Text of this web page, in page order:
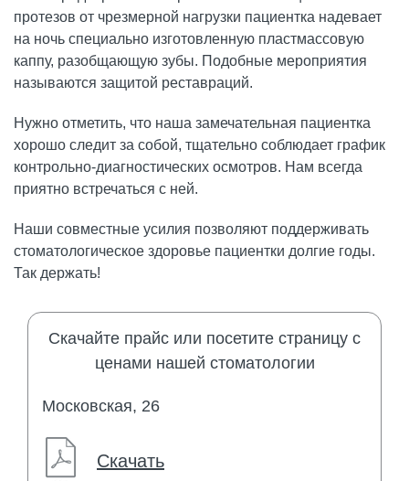
протезов от чрезмерной нагрузки пациентка надевает
на ночь специально изготовленную пластмассовую
каппу, разобщающую зубы. Подобные мероприятия
называются защитой реставраций.
Нужно отметить, что наша замечательная пациентка
хорошо следит за собой, тщательно соблюдает график
контрольно-диагностических осмотров. Нам всегда
приятно встречаться с ней.
Наши совместные усилия позволяют поддерживать
стоматологическое здоровье пациентки долгие годы.
Так держать!
Скачайте прайс или посетите страницу с
ценами нашей стоматологии
Московская, 26
Скачать